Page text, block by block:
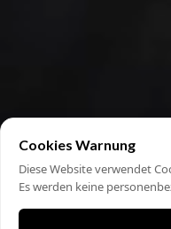
Cookies Warnung
Diese Website verwendet
Es werden keine